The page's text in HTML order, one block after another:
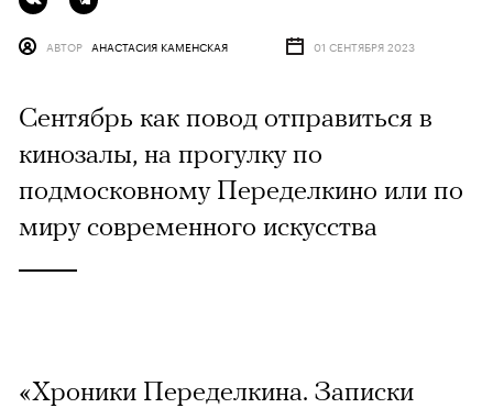
АВТОР АНАСТАСИЯ КАМЕНСКАЯ 01 СЕНТЯБРЯ 2023
Сентябрь как повод отправиться в
кинозалы, на прогулку по
подмосковному Переделкино или по
миру современного искусства
«Хроники Переделкина. Записки